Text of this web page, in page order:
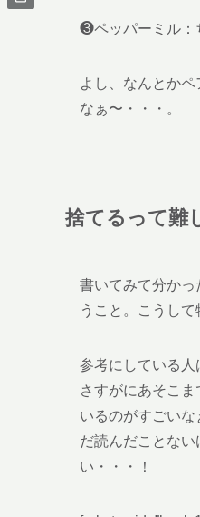
❸ペッパーミル：
よし、なんとか
なぁ〜・・・。
捨てるって難
書いてみて分か
うこと。こうして
参考にしている人
さすがにあそこ
いるのがすごい
だ読んだことな
い・・・！